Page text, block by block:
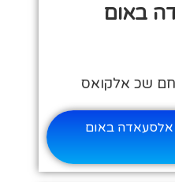
באום
שכ אלקואס
באום